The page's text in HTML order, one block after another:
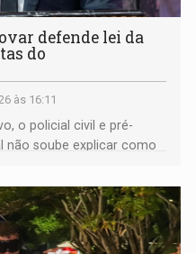
defende lei da
do
às 16:11
o policial civil e pré-
não soube explicar como
governo de Rondônia